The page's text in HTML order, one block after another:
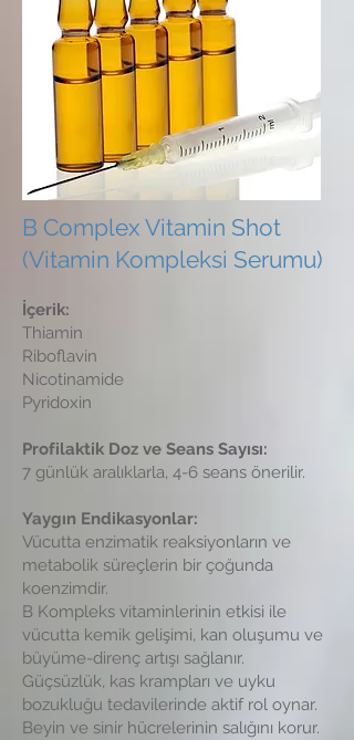
B Complex Vitamin Shot
(Vitamin Kompleksi Serumu)
İçerik:
Thiamin
Riboflavin
Nicotinamide
Pyridoxin
Profilaktik Doz ve Seans Sayısı:
7 günlük aralıklarla, 4-6 seans önerilir.
Yaygın Endikasyonlar:
Vücutta enzimatik reaksiyonların ve
metabolik süreçlerin bir çoğunda
koenzimdir.
B Kompleks vitaminlerinin etkisi ile
vücutta kemik gelişimi, kan oluşumu ve
büyüme-direnç artışı sağlanır.
Güçsüzlük, kas krampları ve uyku
bozukluğu tedavilerinde aktif rol oynar.
Beyin ve sinir hücrelerinin salığını korur.